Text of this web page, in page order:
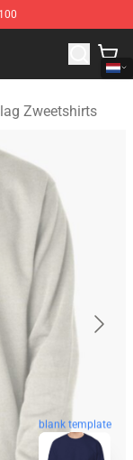
Flag
Zweetshirts
blank template